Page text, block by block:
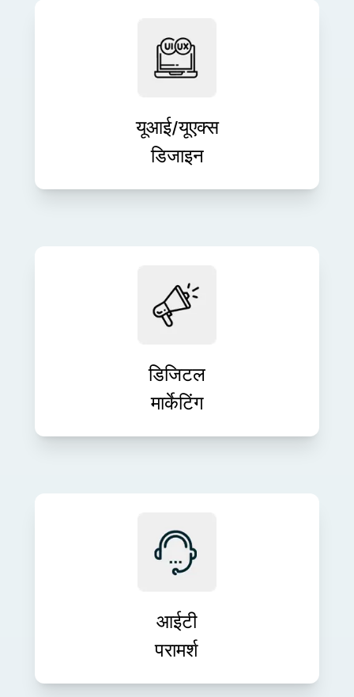
यूआई/यूएक्स
डिजाइन
हमारे रचनात्मक और उपयोगकर्ता-केंद्रित
जो बातचीत और संतुष्टि को बढ़ाते हैं।
डिजिटल
मार्केटिंग
स्मार्ट डिजिटल रणनीतियों के साथ अपने ब्रांड
की दृश्यता बढ़ाएँ और लीड उत्पन्न करें। SEO
परिणाम प्रदान करते हैं।
आईटी
परामर्श
अपने व्यावसायिक लक्ष्यों के साथ तकनीक को
संरेखित करने के लिए विशेषज्ञ आईटी मार्गदर्शन
और दीर्घकालिक विकास को बढ़ावा देती हैं।